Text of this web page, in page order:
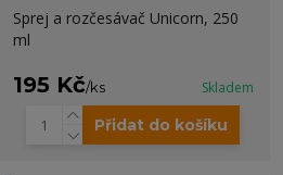
Sprej a rozčesávač Unicorn, 250
ml
195 Kč/ks Skladem
Přidat do košíku